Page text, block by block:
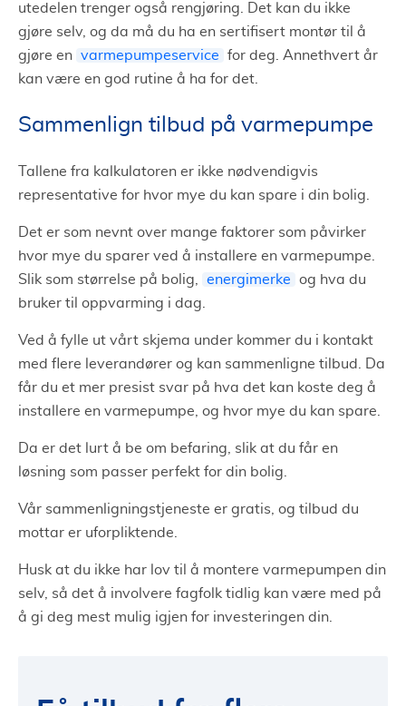
utedelen trenger også rengjøring. Det kan du ikke
gjøre selv, og da må du ha en sertifisert montør til å
gjøre en varmepumpeservice
for deg. Annethvert år
kan være en god rutine å ha for det.
Sammenlign tilbud på varmepumpe
Tallene fra kalkulatoren er ikke nødvendigvis
representative for hvor mye du kan spare i din bolig.
Det er som nevnt over mange faktorer som påvirker
hvor mye du sparer ved å installere en varmepumpe.
Slik som størrelse på bolig,
energimerke
og hva du
bruker til oppvarming i dag.
Ved å fylle ut vårt skjema under kommer du i kontakt
med flere leverandører og kan sammenligne tilbud. Da
får du et mer presist svar på hva det kan koste deg å
installere en varmepumpe, og hvor mye du kan spare.
Da er det lurt å be om befaring, slik at du får en
løsning som passer perfekt for din bolig.
Vår sammenligningstjeneste er gratis, og tilbud du
mottar er uforpliktende.
Husk at du ikke har lov til å montere varmepumpen din
selv, så det å involvere fagfolk tidlig kan være med på
å gi deg mest mulig igjen for investeringen din.